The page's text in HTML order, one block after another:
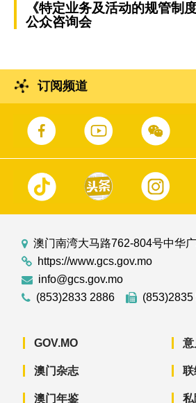
《特定业务及活动的规管制
公众咨询会
订阅频道
澳门南湾大马路762-804号中华
https://www.gcs.gov.mo
info@gcs.gov.mo
(853)2833 2886
(853)2835
GOV.MO
澳门杂志
澳门年鉴
意
联
私